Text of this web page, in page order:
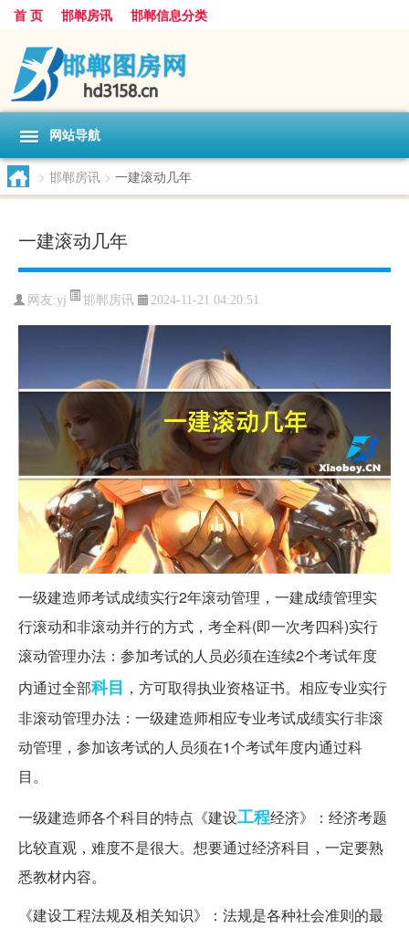
首 页 邯郸房讯 邯郸信息分类
网站导航
> 邯郸房讯 > 一建滚动几年
一建滚动几年
网友:yj 邯郸房讯 2024-11-21 04:20:51
一级建造师考试成绩实行2年滚动管理，一建成绩管理实
行滚动和非滚动并行的方式，考全科(即一次考四科)实行
滚动管理办法：参加考试的人员必须在连续2个考试年度
内通过全部科目 ，方可取得执业资格证书。相应专业实行
非滚动管理办法：一级建造师相应专业考试成绩实行非滚
动管理，参加该考试的人员须在1个考试年度内通过科
目。
一级建造师各个科目的特点《建设工程经济》：经济考题
比较直观，难度不是很大。想要通过经济科目，一定要熟
悉教材内容。
《建设工程法规及相关知识》：法规是各种社会准则的最